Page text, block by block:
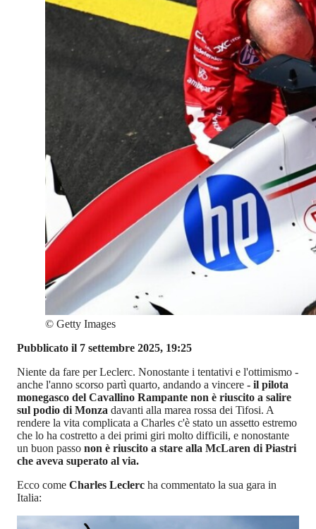
© Getty Images
Pubblicato il 7 settembre 2025, 19:25
Niente da fare per Leclerc. Nonostante i tentativi e l'ottimismo -
anche l'anno scorso partì quarto, andando a vincere - il pilota
monegasco del Cavallino Rampante non è riuscito a salire
sul podio di Monza davanti alla marea rossa dei Tifosi. A
rendere la vita complicata a Charles c'è stato un assetto estremo
che lo ha costretto a dei primi giri molto difficili, e nonostante
un buon passo non è riuscito a stare alla McLaren di Piastri
che aveva superato al via.
Ecco come Charles Leclerc ha commentato la sua gara in
Italia: